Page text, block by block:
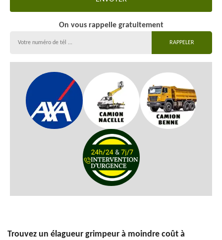
On vous rappelle gratuitement
Trouvez un élagueur grimpeur à moindre coût à